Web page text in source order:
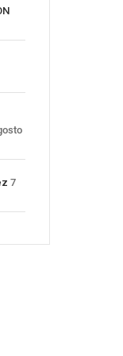
7